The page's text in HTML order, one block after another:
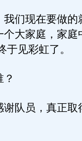
们现在要做的
大家庭，家庭
见彩虹了。
队员，真正取